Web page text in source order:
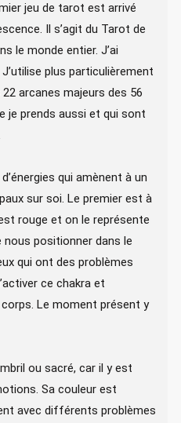
jeu de tarot est arrivé
Il s’agit du Tarot de
le monde entier. J’ai
plus particulièrement
arcanes majeurs des 56
je prends aussi et qui sont
qui amènent à un
sur soi. Le premier est à
rouge et on le représente
nous positionner dans le
qui ont des problèmes
ce chakra et
corps. Le moment présent y
ou sacré, car il y est
Sa couleur est
avec différents problèmes